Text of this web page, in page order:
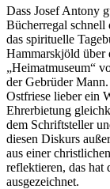
Dass Josef Antony
Bücherregal
das spirituelle
Hammarskjöld über
„Heimatmuseum“
der Gebrüder
Ostfriese lieber ein
Ehrerbietung
dem Schriftsteller
diesen Diskurs
aus einer
reflektieren, das hat
ausgezeichnet.